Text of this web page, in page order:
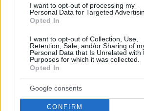
I want to opt-out of processing my
Personal Data for Targeted
Opted In
I want to opt-out of Collection, Use,
Retention, Sale, and/or Sharing of
Personal Data that Is Unrelated with
Purposes for which it was collected.
Opted In
Google consents
CONFIRM
Loaded
71.95%
Οι πρώτες εικόνες του νέου
έρχεται Ελλάδα και θα πετά και
06.08.2026, 10:22
Κολυμβητής με καρκίνο στον
εγκέφαλο ξέσπασε σε κλάματα προς
τον Βρετανό πρωθυπουργό: Ικετεύω
για τη ζωή όλων μας, ο πόνος είναι
αφόρητος